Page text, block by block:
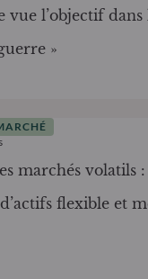
vue l’objectif dans
»
marchés volatils
flexible et